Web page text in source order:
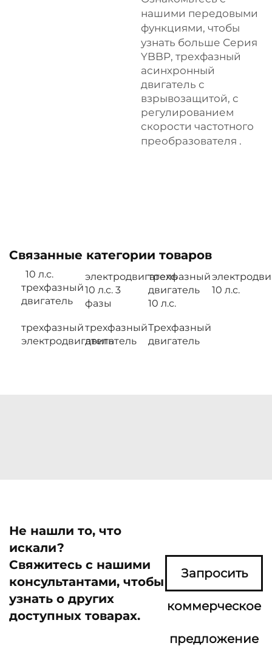
нашими передовыми
функциями, чтобы
узнать больше Серия
YBBP, трехфазный
асинхронный
двигатель с
взрывозащитой, с
регулированием
скорости частотного
преобразователя .
Связанные категории товаров
10 л.с.
трехфазный
двигатель
электродвигатель
10 л.с. 3
фазы
трехфазный
двигатель
10 л.с.
10 л.с.
трехфазный
электродвигатель
трехфазный
двигатель
Трехфазный
двигатель
Не нашли то, что
искали?
Свяжитесь с нашими
консультантами, чтобы
узнать о других
доступных товарах.
Запросить
коммерческое
предложение